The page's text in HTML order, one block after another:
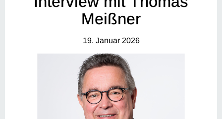
Meißner
19. Januar 2026